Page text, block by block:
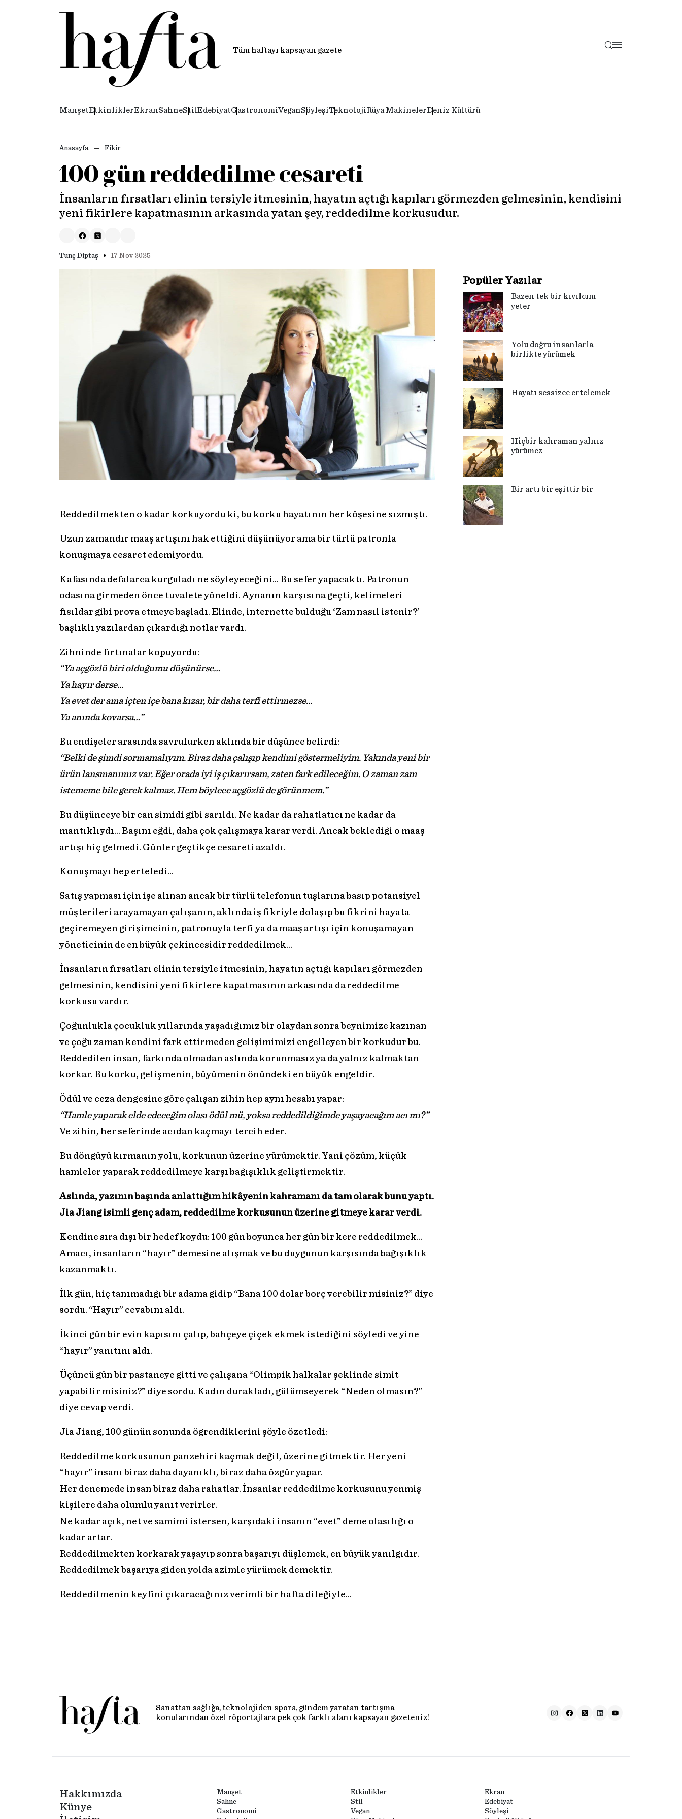
Tüm haftayı kapsayan gazete
ManşetEtkinliklerEkranSahneStil EdebiyatGastronomiVeganSöyleşiTeknolojiRüya MakinelerDeniz Kültürü
Anasayfa Fikir
100 gün reddedilme cesareti
İnsanların fırsatları elinin tersiyle itmesinin, hayatın açtığı kapıları görmezden gelmesinin, kendisini
yeni fikirlere kapatmasının arkasında yatan şey, reddedilme korkusudur.
Tunç Diptaş • 17 Nov 2025
Reddedilmekten o kadar korkuyordu ki, bu korku hayatının her köşesine sızmıştı.
Uzun zamandır maaş artışını hak ettiğini düşünüyor ama bir türlü patronla
konuşmaya cesaret edemiyordu.
Kafasında defalarca kurguladı ne söyleyeceğini… Bu sefer yapacaktı. Patronun
odasına girmeden önce tuvalete yöneldi. Aynanın karşısına geçti, kelimeleri
fısıldar gibi prova etmeye başladı. Elinde, internette bulduğu ‘Zam nasıl istenir?’
başlıklı yazılardan çıkardığı notlar vardı.
Zihninde fırtınalar kopuyordu:
“Ya açgözlü biri olduğumu düşünürse…
Ya hayır derse…
Ya evet der ama içten içe bana kızar, bir daha terfi ettirmezse…
Ya anında kovarsa…”
Bu endişeler arasında savrulurken aklında bir düşünce belirdi:
“Belki de şimdi sormamalıyım. Biraz daha çalışıp kendimi göstermeliyim. Yakında yeni bir
ürün lansmanımız var. Eğer orada iyi iş çıkarırsam, zaten fark edileceğim. O zaman zam
istememe bile gerek kalmaz. Hem böylece açgözlü de görünmem.”
Bu düşünceye bir can simidi gibi sarıldı. Ne kadar da rahatlatıcı ne kadar da
mantıklıydı… Başını eğdi, daha çok çalışmaya karar verdi. Ancak beklediği o maaş
artışı hiç gelmedi. Günler geçtikçe cesareti azaldı.
Konuşmayı hep erteledi…
Satış yapması için işe alınan ancak bir türlü telefonun tuşlarına basıp potansiyel
müşterileri arayamayan çalışanın, aklında iş fikriyle dolaşıp bu fikrini hayata
geçiremeyen girişimcinin, patronuyla terfi ya da maaş artışı için konuşamayan
yöneticinin de en büyük çekincesidir reddedilmek…
İnsanların fırsatları elinin tersiyle itmesinin, hayatın açtığı kapıları görmezden
gelmesinin, kendisini yeni fikirlere kapatmasının arkasında da reddedilme
korkusu vardır.
Çoğunlukla çocukluk yıllarında yaşadığımız bir olaydan sonra beynimize kazınan
ve çoğu zaman kendini fark ettirmeden gelişimimizi engelleyen bir korkudur bu.
Reddedilen insan, farkında olmadan aslında korunmasız ya da yalnız kalmaktan
korkar. Bu korku, gelişmenin, büyümenin önündeki en büyük engeldir.
Ödül ve ceza dengesine göre çalışan zihin hep aynı hesabı yapar:
“Hamle yaparak elde edeceğim olası ödül mü, yoksa reddedildiğimde yaşayacağım acı mı?”
Ve zihin, her seferinde acıdan kaçmayı tercih eder.
Bu döngüyü kırmanın yolu, korkunun üzerine yürümektir. Yani çözüm, küçük
hamleler yaparak reddedilmeye karşı bağışıklık geliştirmektir.
Aslında, yazının başında anlattığım hikâyenin kahramanı da tam olarak bunu yaptı.
Jia Jiang isimli genç adam, reddedilme korkusunun üzerine gitmeye karar verdi.
Kendine sıra dışı bir hedef koydu: 100 gün boyunca her gün bir kere reddedilmek…
Amacı, insanların “hayır” demesine alışmak ve bu duygunun karşısında bağışıklık
kazanmaktı.
İlk gün, hiç tanımadığı bir adama gidip “Bana 100 dolar borç verebilir misiniz?” diye
sordu. “Hayır” cevabını aldı.
İkinci gün bir evin kapısını çalıp, bahçeye çiçek ekmek istediğini söyledi ve yine
“hayır” yanıtını aldı.
Üçüncü gün bir pastaneye gitti ve çalışana “Olimpik halkalar şeklinde simit
yapabilir misiniz?” diye sordu. Kadın durakladı, gülümseyerek “Neden olmasın?”
diye cevap verdi.
Jia Jiang, 100 günün sonunda ögrendiklerini şöyle özetledi:
Reddedilme korkusunun panzehiri kaçmak değil, üzerine gitmektir. Her yeni
“hayır” insanı biraz daha dayanıklı, biraz daha özgür yapar.
Her denemede insan biraz daha rahatlar. İnsanlar reddedilme korkusunu yenmiş
kişilere daha olumlu yanıt verirler.
Ne kadar açık, net ve samimi istersen, karşıdaki insanın “evet” deme olasılığı o
kadar artar.
Reddedilmekten korkarak yaşayıp sonra başarıyı düşlemek, en büyük yanılgıdır.
Reddedilmek başarıya giden yolda azimle yürümek demektir.
Reddedilmenin keyfini çıkaracağınız verimli bir hafta dileğiyle…
Popüler Yazılar
Bazen tek bir kıvılcım
yeter
Yolu doğru insanlarla
birlikte yürümek
Hayatı sessizce ertelemek
Hiçbir kahraman yalnız
yürümez
Bir artı bir eşittir bir
Sanattan sağlığa, teknolojiden spora, gündem yaratan tartışma
konularından özel röportajlara pek çok farklı alanı kapsayan gazeteniz!
Hakkımızda
Künye
Manşet Etkinlikler
Ekran
Sahne
Stil
Edebiyat
Gastronomi
Vegan
Söyleşi